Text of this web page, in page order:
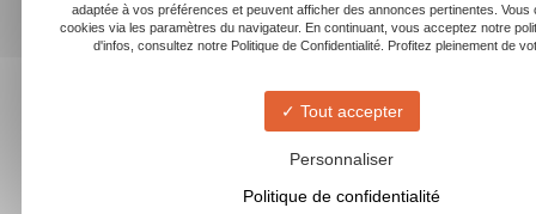
adaptée à vos préférences et peuvent afficher des annonces pertinentes. Vous
cookies via les paramètres du navigateur. En continuant, vous acceptez notre
d'infos, consultez notre Politique de Confidentialité. Profitez pleinement de
Tout accepter
Personnaliser
Politique de confidentialité